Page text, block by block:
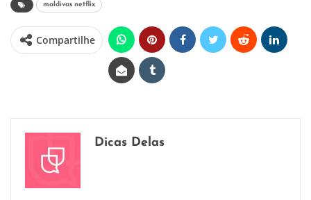
maldivas netflix
Compartilhe
Dicas Delas